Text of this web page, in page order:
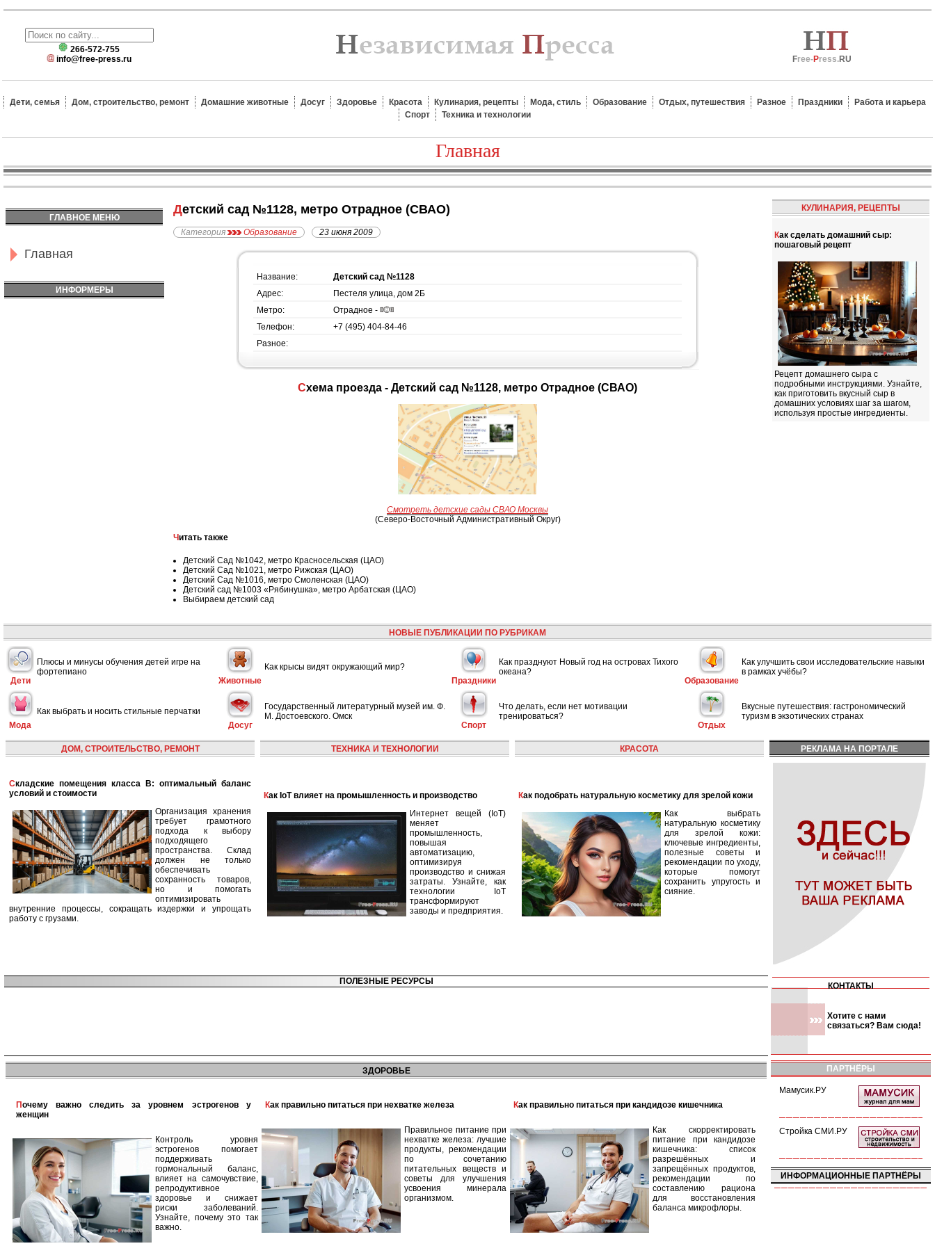
266-572-755
info@free-press.ru
Free-Press.RU
Дети, семья Дом, строительство, ремонт Домашние животные Досуг Здоровье Красота Кулинария, рецепты Мода, стиль Образование Отдых, путешествия Разное Праздники
Работа и карьера
Спорт
Техника и технологии
Главная
ГЛАВНОЕ МЕНЮ
Главная
ИНФОРМЕРЫ
Детский сад №1128, метро Отрадное (СВАО)
Категория Образование 23 июня 2009
Название:
Детский сад №1128
Адрес:
Пестеля улица, дом 2Б
Метро:
Отрадное -
Телефон:
+7 (495) 404-84-46
Разное:
Схема проезда - Детский сад №1128, метро Отрадное (СВАО)
Смотреть детские сады СВАО Москвы
(Северо-Восточный Административный Округ)
Читать также
Детский Сад №1042, метро Красносельская (ЦАО)
Детский Сад №1021, метро Рижская (ЦАО)
Детский Сад №1016, метро Смоленская (ЦАО)
Детский сад №1003 «Рябинушка», метро Арбатская (ЦАО)
Выбираем детский сад
КУЛИНАРИЯ, РЕЦЕПТЫ
Как сделать домашний сыр:
пошаговый рецепт
Рецепт домашнего сыра с
подробными инструкциями. Узнайте,
как приготовить вкусный сыр в
домашних условиях шаг за шагом,
используя простые ингредиенты.
НОВЫЕ ПУБЛИКАЦИИ ПО РУБРИКАМ
Дети
Плюсы и минусы обучения детей игре на
фортепиано
Животные
Как крысы видят окружающий мир?
Праздники
Как празднуют Новый год на островах Тихого
океана?
Образование
Как улучшить свои исследовательские навыки
в рамках учёбы?
Мода
Как выбрать и носить стильные перчатки
Досуг
Государственный литературный музей им. Ф.
М. Достоевского. Омск
Спорт
Что делать, если нет мотивации
тренироваться?
Отдых
Вкусные путешествия: гастрономический
туризм в экзотических странах
ДОМ, СТРОИТЕЛЬСТВО, РЕМОНТ
Складские помещения класса B: оптимальный баланс
условий и стоимости
Организация хранения
требует грамотного
подхода к выбору
подходящего
пространства. Склад
должен не только
обеспечивать
сохранность товаров,
но и помогать
оптимизировать
внутренние процессы, сокращать издержки и упрощать
работу с грузами.
ТЕХНИКА И ТЕХНОЛОГИИ
Как IoT влияет на промышленность и производство
Интернет вещей (IoT)
меняет
промышленность,
повышая
автоматизацию,
оптимизируя
производство и снижая
затраты. Узнайте, как
технологии IoT
трансформируют
заводы и предприятия.
КРАСОТА
Как подобрать натуральную косметику для зрелой кожи
Как выбрать
натуральную косметику
для зрелой кожи:
ключевые ингредиенты,
полезные советы и
рекомендации по уходу,
которые помогут
сохранить упругость и
сияние.
РЕКЛАМА НА ПОРТАЛЕ
ПОЛЕЗНЫЕ РЕСУРСЫ КОНТАКТЫ
Хотите с нами
связаться? Вам сюда!
ЗДОРОВЬЕ
Почему важно следить за уровнем эстрогенов у
женщин
Контроль уровня
эстрогенов помогает
поддерживать
гормональный баланс,
влияет на самочувствие,
репродуктивное
здоровье и снижает
риски заболеваний.
Узнайте, почему это так
важно.
Как правильно питаться при нехватке железа
Правильное питание при
нехватке железа: лучшие
продукты, рекомендации
по сочетанию
питательных веществ и
советы для улучшения
усвоения минерала
организмом.
Как правильно питаться при кандидозе кишечника
Как скорректировать
питание при кандидозе
кишечника: список
разрешённых и
запрещённых продуктов,
рекомендации по
составлению рациона
для восстановления
баланса микрофлоры.
ПАРТНЁРЫ
Мамусик.РУ
Стройка СМИ.РУ
ИНФОРМАЦИОННЫЕ ПАРТНЁРЫ